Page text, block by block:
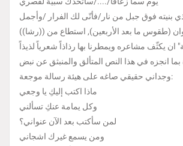
بنيته فوق جبل من نار/فأنّى لك الفرار /وأجمل
((رشا)) ص 117 في الديوان (طقوس ما بعد الأربعين), استطاع من
ان يكثّف مشاعره ويمطرنا بها رذاذاً شعرياً لذيذاً
انجزه في هذا النص المتألق والمنبثق عن نبض
وجداني حقيقي صاغه على هيئة رسالة موجعة:
ماذا اكتب إليكِ يا وجعي
وكل يمامة عنكِ تسألني
لمن سأكتب بعد الآن عنواني؟
ومن يسمع غيرك اشجاني